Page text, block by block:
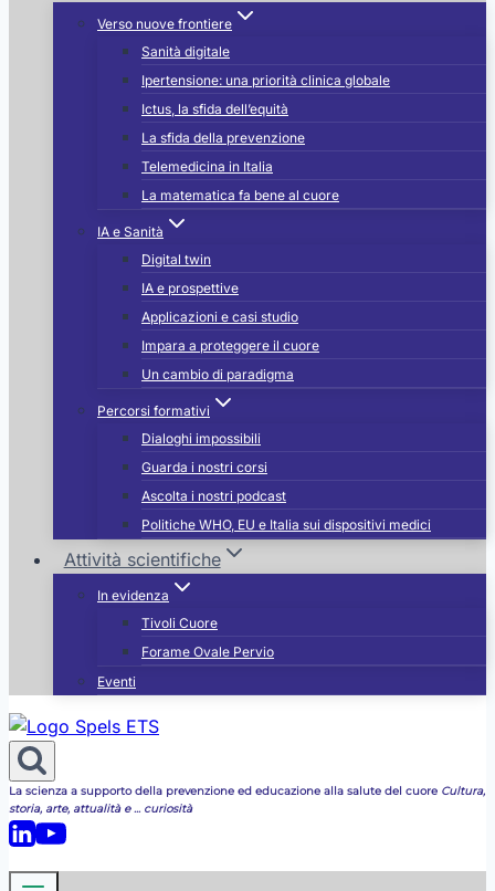
Verso nuove frontiere
Sanità digitale
Ipertensione: una priorità clinica globale
Ictus, la sfida dell’equità
La sfida della prevenzione
Telemedicina in Italia
La matematica fa bene al cuore
IA e Sanità
Digital twin
IA e prospettive
Applicazioni e casi studio
Impara a proteggere il cuore
Un cambio di paradigma
Percorsi formativi
Dialoghi impossibili
Guarda i nostri corsi
Ascolta i nostri podcast
Politiche WHO, EU e Italia sui dispositivi medici
Attività scientifiche
In evidenza
Tivoli Cuore
Forame Ovale Pervio
Eventi
La scienza a supporto della prevenzione ed educazione alla salute del cuore Cultura,
storia, arte, attualità e ... curiosità